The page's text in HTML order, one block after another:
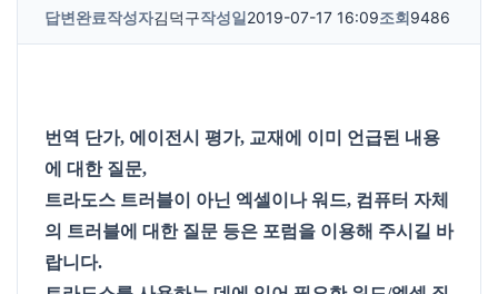
답변완료작성자김덕구작성일2019-07-17 16:09조회9486
번역 단가, 에이전시 평가, 교재에 이미 언급된 내용
에 대한 질문,
트라도스 트러블이 아닌 엑셀이나 워드, 컴퓨터 자체
의 트러블에 대한 질문 등은 포럼을 이용해 주시길 바
랍니다.